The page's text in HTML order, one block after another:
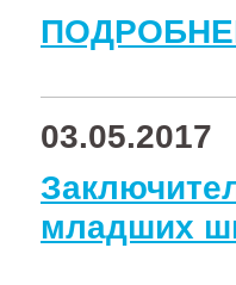
03.05.2017
младших